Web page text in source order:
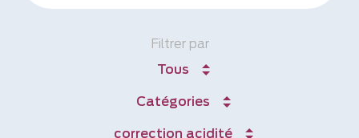
Filtrer par
Tous
Catégories
correction acidité